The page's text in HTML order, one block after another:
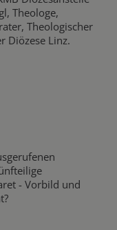
Theologe,
Theologischer
Diözese Linz.
- Vorbild und